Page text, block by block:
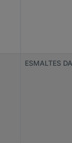
ESMALTES